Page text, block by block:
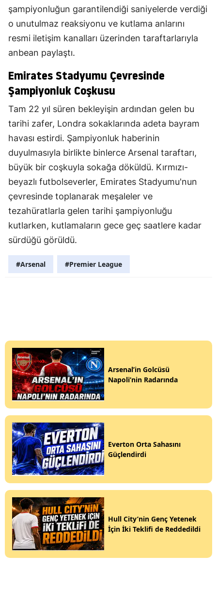
şampiyonluğun garantilendiği saniyelerde verdiği
o unutulmaz reaksiyonu ve kutlama anlarını
resmi iletişim kanalları üzerinden taraftarlarıyla
anbean paylaştı.
Emirates Stadyumu Çevresinde
Şampiyonluk Coşkusu
Tam 22 yıl süren bekleyişin ardından gelen bu
tarihi zafer, Londra sokaklarında adeta bayram
havası estirdi. Şampiyonluk haberinin
duyulmasıyla birlikte binlerce Arsenal taraftarı,
büyük bir coşkuyla sokağa döküldü. Kırmızı-
beyazlı futbolseverler, Emirates Stadyumu'nun
çevresinde toplanarak meşaleler ve
tezahüratlarla gelen tarihi şampiyonluğu
kutlarken, kutlamaların gece geç saatlere kadar
sürdüğü görüldü.
#Arsenal #Premier League
Arsenal’in Golcüsü
Napoli’nin Radarında
Everton Orta Sahasını
Güçlendirdi
Hull City’nin Genç Yetenek
İçin İki Teklifi de Reddedildi